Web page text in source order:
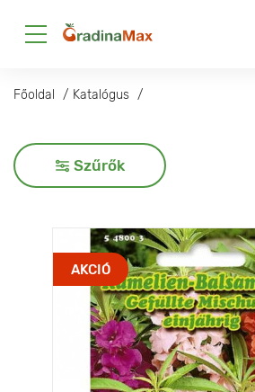
Főoldal Katalógus
Szűrők
AKCIÓ